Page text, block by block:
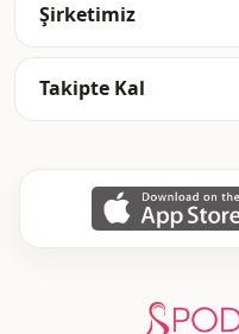
الأناقة
السماكة رفيع
تفاصيل الكم
Şirketimiz
Takipte Kal